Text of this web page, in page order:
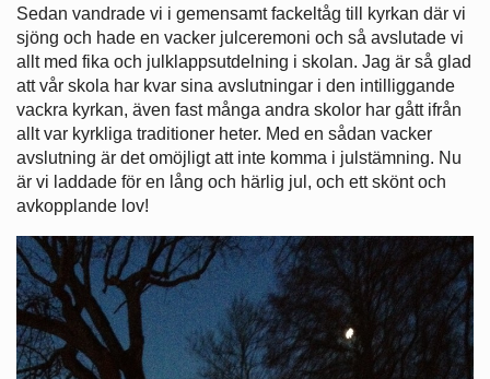
Sedan vandrade vi i gemensamt fackeltåg till kyrkan där vi
sjöng och hade en vacker julceremoni och så avslutade vi
allt med fika och julklappsutdelning i skolan. Jag är så glad
att vår skola har kvar sina avslutningar i den intilliggande
vackra kyrkan, även fast många andra skolor har gått ifrån
allt var kyrkliga traditioner heter. Med en sådan vacker
avslutning är det omöjligt att inte komma i julstämning. Nu
är vi laddade för en lång och härlig jul, och ett skönt och
avkopplande lov!